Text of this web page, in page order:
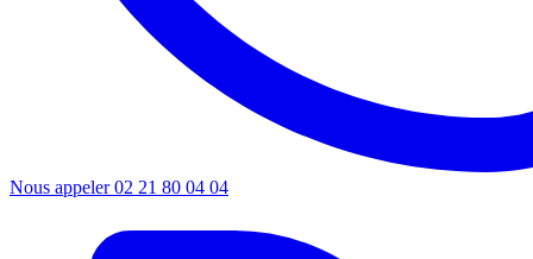
Nous appeler 02 21 80 04 04